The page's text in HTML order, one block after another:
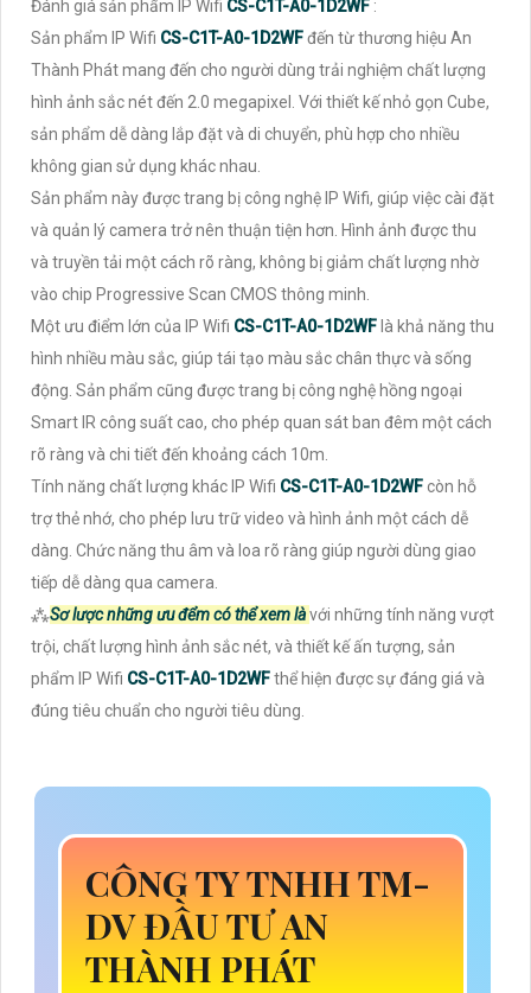
Đánh giá sản phẩm IP Wifi CS-C1T-A0-1D2WF :
Sản phẩm IP Wifi CS-C1T-A0-1D2WFđến từ thương hiệu An
Thành Phát mang đến cho người dùng trải nghiệm chất lượng
hình ảnh sắc nét đến 2.0 megapixel. Với thiết kế nhỏ gọn Cube,
sản phẩm dễ dàng lắp đặt và di chuyển, phù hợp cho nhiều
không gian sử dụng khác nhau.
Sản phẩm này được trang bị công nghệ IP Wifi, giúp việc cài đặt
và quản lý camera trở nên thuận tiện hơn. Hình ảnh được thu
và truyền tải một cách rõ ràng, không bị giảm chất lượng nhờ
vào chip Progressive Scan CMOS thông minh.
Một ưu điểm lớn của IP Wifi CS-C1T-A0-1D2WF là khả năng thu
hình nhiều màu sắc, giúp tái tạo màu sắc chân thực và sống
động. Sản phẩm cũng được trang bị công nghệ hồng ngoại
Smart IR công suất cao, cho phép quan sát ban đêm một cách
rõ ràng và chi tiết đến khoảng cách 10m.
Tính năng chất lượng khác IP Wifi CS-C1T-A0-1D2WFcòn hỗ
trợ thẻ nhớ, cho phép lưu trữ video và hình ảnh một cách dễ
dàng. Chức năng thu âm và loa rõ ràng giúp người dùng giao
tiếp dễ dàng qua camera.
⁂Sơ lược những ưu đểm có thể xem làvới những tính năng vượt
trội, chất lượng hình ảnh sắc nét, và thiết kế ấn tượng, sản
phẩm IP Wifi CS-C1T-A0-1D2WFthể hiện được sự đáng giá và
đúng tiêu chuẩn cho người tiêu dùng.
CÔNG TY TNHH TM-
DV ĐẦU TƯ AN
THÀNH PHÁT